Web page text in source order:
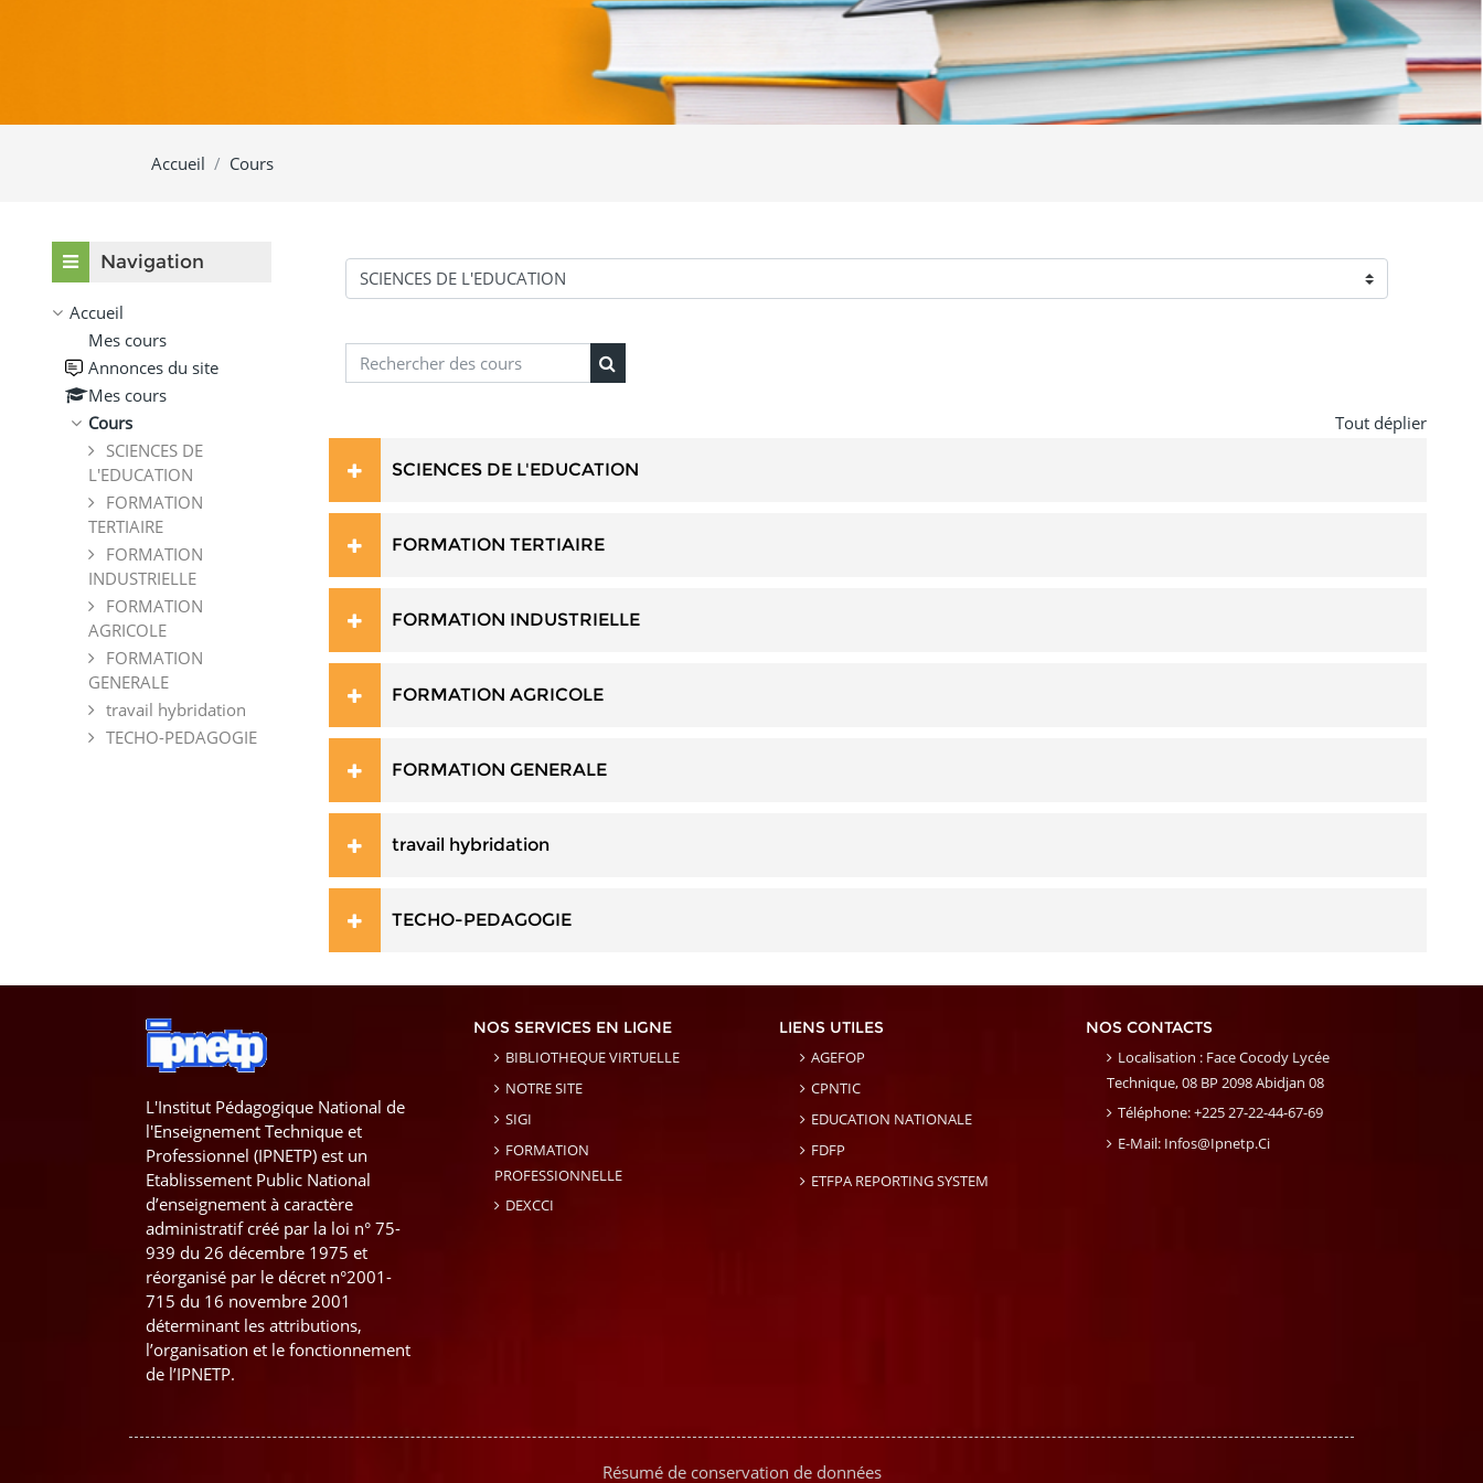
Accueil Cours
Catégories de cours
Rechercher des cours
Rechercher des cours
Tout déplier
SCIENCES DE L'EDUCATION
FORMATION TERTIAIRE
FORMATION INDUSTRIELLE
FORMATION AGRICOLE
FORMATION GENERALE
travail hybridation
TECHO-PEDAGOGIE
Navigation
Accueil
Mes cours
Annonces du site
Mes cours
Cours
SCIENCES DE
L'EDUCATION
FORMATION
TERTIAIRE
FORMATION
INDUSTRIELLE
FORMATION
AGRICOLE
FORMATION
GENERALE
travail hybridation
TECHO-PEDAGOGIE
L'Institut Pédagogique National de
l'Enseignement Technique et
Professionnel (IPNETP) est un
Etablissement Public National
d’enseignement à caractère
administratif créé par la loi n° 75-
939 du 26 décembre 1975 et
réorganisé par le décret n°2001-
715 du 16 novembre 2001
déterminant les attributions,
l’organisation et le fonctionnement
de l’IPNETP.
NOS SERVICES EN LIGNE
BIBLIOTHEQUE VIRTUELLE
NOTRE SITE
SIGI
FORMATION
PROFESSIONNELLE
DEXCCI
LIENS UTILES
AGEFOP
CPNTIC
EDUCATION NATIONALE
FDFP
ETFPA REPORTING SYSTEM
NOS CONTACTS
Localisation : Face Cocody Lycée
Technique, 08 BP 2098 Abidjan 08
Téléphone: +225 27-22-44-67-69
E-Mail: Infos@ipnetp.ci
Résumé de conservation de données